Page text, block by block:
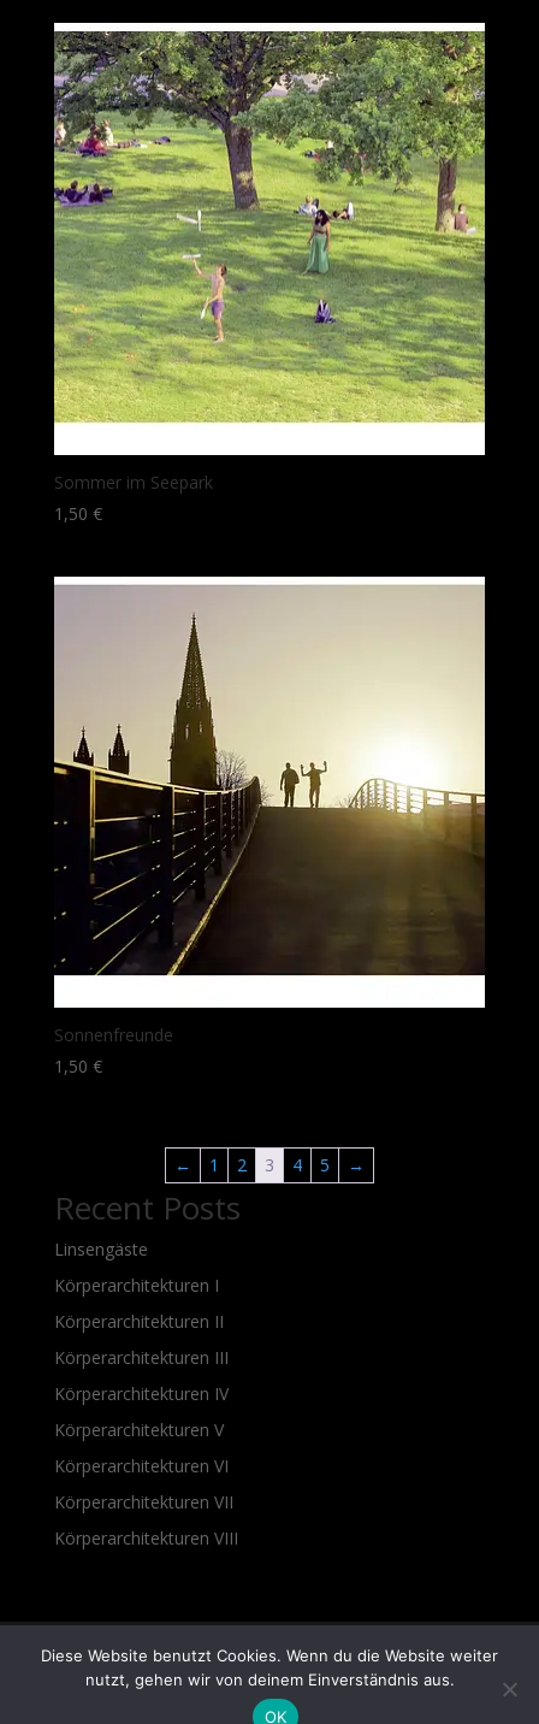
Sommer im Seepark
1,50 €
Sonnenfreunde
1,50 €
← 1 2 3 4 5 →
Recent Posts
Linsengäste
Körperarchitekturen I
Körperarchitekturen II
Körperarchitekturen III
Körperarchitekturen IV
Körperarchitekturen V
Körperarchitekturen VI
Körperarchitekturen VII
Körperarchitekturen VIII
Copyright © 2026 lohmueller fotografie - Alle Rechte
Diese Website benutzt Cookies. Wenn du die Website weiter
nutzt, gehen wir von deinem Einverständnis aus.
OK